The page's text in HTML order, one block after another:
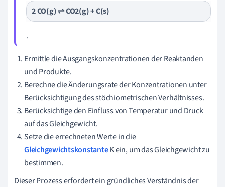
2 CO(g) ⇌ CO2(g) + C(s)
.
Ermittle die Ausgangskonzentrationen der Reaktanden
und Produkte.
Berechne die Änderungsrate der Konzentrationen unter
Berücksichtigung des stöchiometrischen Verhältnisses.
Berücksichtige den Einfluss von Temperatur und Druck
auf das Gleichgewicht.
Setze die errechneten Werte in die
GleichgewichtskonstanteK ein, um das Gleichgewicht zu
bestimmen.
Dieser Prozess erfordert ein gründliches Verständnis der